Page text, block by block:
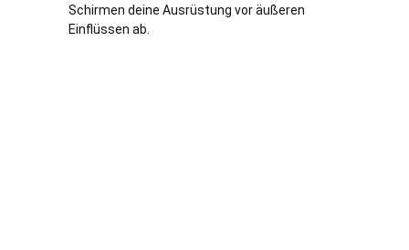
Schirmen deine Ausrüstung vor äußeren
Einflüssen ab.